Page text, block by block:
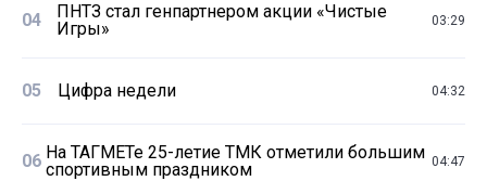
04
ПНТЗ стал генпартнером акции «Чистые
Игры»
03:29
05 Цифра недели 04:32
06 На ТАГМЕТе 25-летие ТМК отметили большим
спортивным праздником
04:47